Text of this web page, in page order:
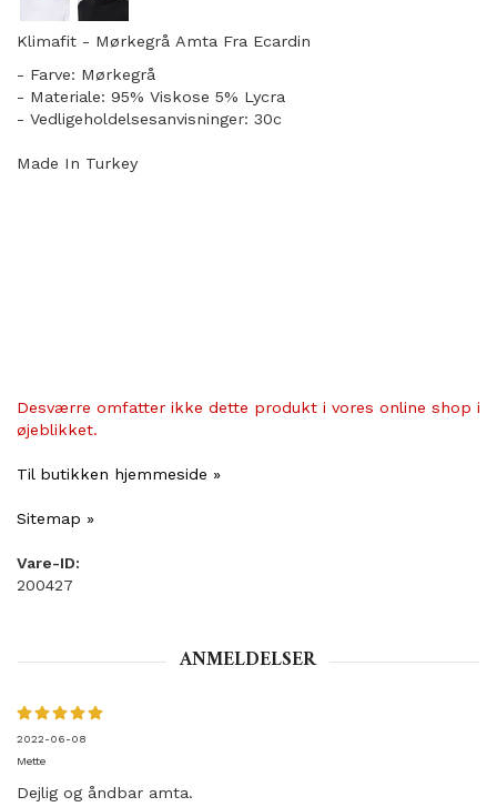
Klimafit - Mørkegrå Amta Fra Ecardin
- Farve: Mørkegrå
- Materiale: 95% Viskose 5% Lycra
- Vedligeholdelsesanvisninger: 30c
Made In Turkey
Desværre omfatter ikke dette produkt i vores online shop i
øjeblikket.
Til butikken hjemmeside »
Sitemap »
Vare-ID:
200427
ANMELDELSER
2022-06-08
Mette
Dejlig og åndbar amta.